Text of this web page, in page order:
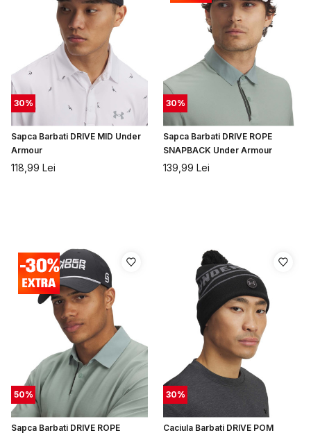
30%
Sapca Barbati DRIVE MID Under
Armour
118,99 Lei
30%
Sapca Barbati DRIVE ROPE
SNAPBACK Under Armour
139,99 Lei
50%
Sapca Barbati DRIVE ROPE
30%
Caciula Barbati DRIVE POM